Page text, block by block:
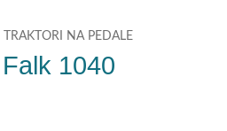
TRAKTORI NA PEDALE
1040